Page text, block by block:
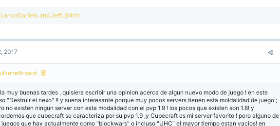
R
c
i
o
s
LanceDaniels and Jeff_Bllkth
2017
said:
muy buenas tardes , quisiera escribir una opinion acerca de algun nuevo modo de juego ! en este
"Destruir el nexo" !! y suena interesante porque muy pocos servers tienen esta moldalidad de juego ;
no existen ningun server con esta modalidad con el pvp 1.9 ! los pocos que existen son 1.8! y
que cubecraft se caracteriza por su pvp 1.9 ,y Cubecraft es mi server favorito ! pero alguno de
juegos que hay actualmente como "blockwars" o incluso "UHC" el mayor tiempo estan vacios! en